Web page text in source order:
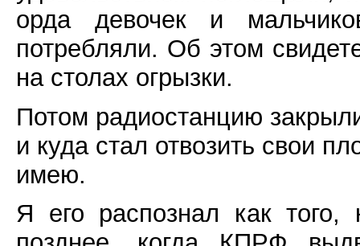
орда девочек и
потребляли. Об этом
на столах огрызки.
Потом радиостанцию
и куда стал отвозить свои
имею.
Я его распознал как